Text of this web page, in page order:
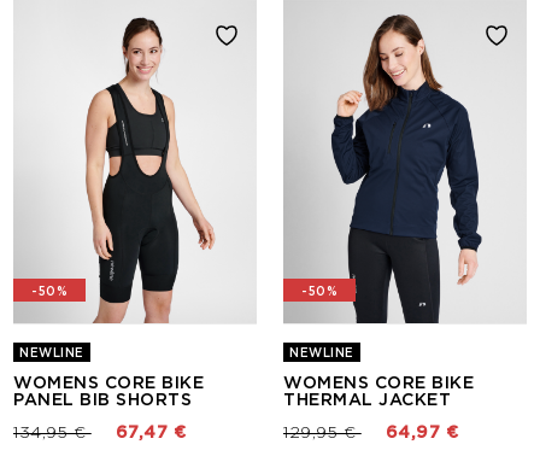
-50%
NEWLINE
WOMENS CORE BIKE
PANEL BIB SHORTS
Preis reduziert von
134,95 €bis 67,47 €
-50%
NEWLINE
WOMENS CORE BIKE
THERMAL JACKET
Preis reduziert von
129,95 €bis 64,97 €